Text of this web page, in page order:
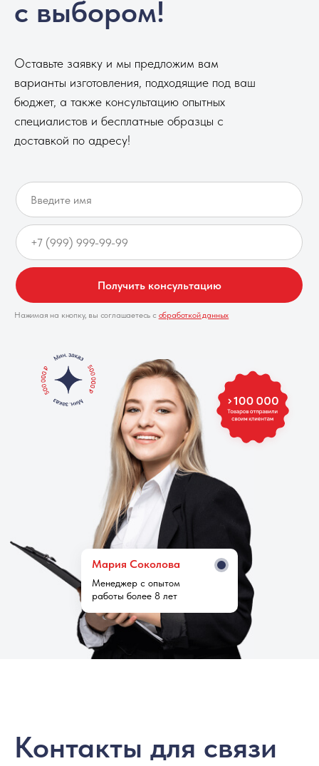
с выбором!
Оставьте заявку и мы предложим вам
варианты изготовления, подходящие под ваш
бюджет, а также консультацию опытных
специалистов и бесплатные образцы с
доставкой по адресу!
Менеджер с опытом
работы более 8 лет
Мария Cоколова
Получить консультацию
Нажимая на кнопку, вы соглашаетесь с обработкой данных
Контакты для связи